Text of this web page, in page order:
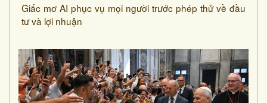
Giấc mơ AI phục vụ mọi người trước phép thử về đầu
tư và lợi nhuận